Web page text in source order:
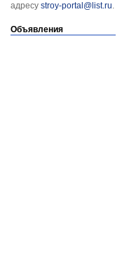
адресу stroy-portal@list.ru.
Объявления